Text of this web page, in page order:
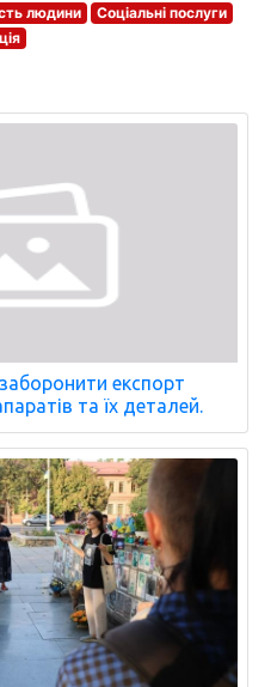
людини
Соціальні послуги
експорт
та їх деталей.